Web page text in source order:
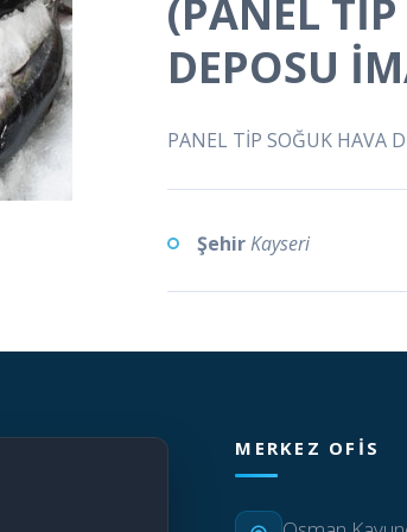
(PANEL
DEPOSU
PANEL TİP SOĞUK HAVA
ŞehirKayseri
MERKEZ OFIS